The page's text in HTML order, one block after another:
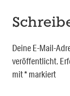
Deine E-Mail-
veröffentlicht.
mit*markiert